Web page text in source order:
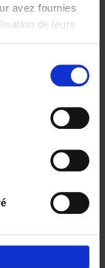
avez fournies
de leurs
like a PRO -
edition (EN)